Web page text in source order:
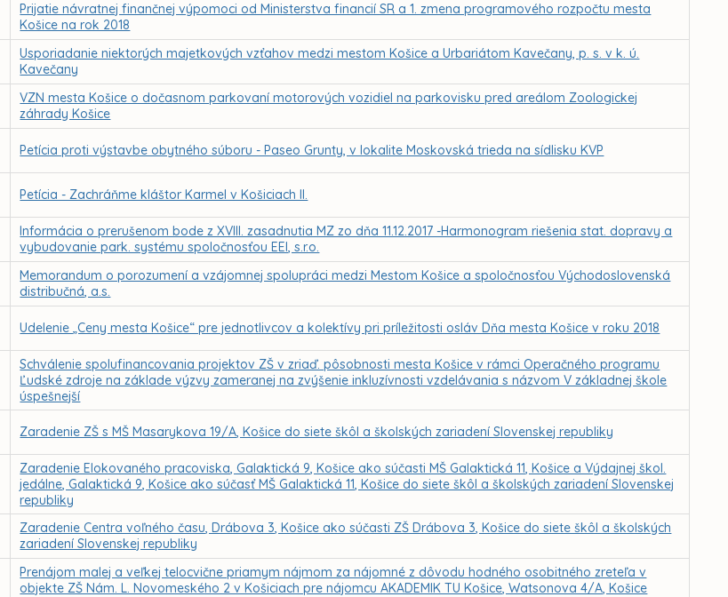
Prijatie návratnej finančnej výpomoci od Ministerstva financií SR a 1. zmena programového rozpočtu mesta
Košice na rok 2018
Usporiadanie niektorých majetkových vzťahov medzi mestom Košice a Urbariátom Kavečany, p. s. v k. ú.
Kavečany
VZN mesta Košice o dočasnom parkovaní motorových vozidiel na parkovisku pred areálom Zoologickej
záhrady Košice
Petícia proti výstavbe obytného súboru - Paseo Grunty, v lokalite Moskovská trieda na sídlisku KVP
Petícia - Zachráňme kláštor Karmel v Košiciach II.
Informácia o prerušenom bode z XVIII. zasadnutia MZ zo dňa 11.12.2017 -Harmonogram riešenia stat. dopravy a
vybudovanie park. systému spoločnosťou EEI, s.r.o.
Memorandum o porozumení a vzájomnej spolupráci medzi Mestom Košice a spoločnosťou Východoslovenská
distribučná, a.s.
Udelenie „Ceny mesta Košice“ pre jednotlivcov a kolektívy pri príležitosti osláv Dňa mesta Košice v roku 2018
Schválenie spolufinancovania projektov ZŠ v zriaď. pôsobnosti mesta Košice v rámci Operačného programu
Ľudské zdroje na základe výzvy zameranej na zvýšenie inkluzívnosti vzdelávania s názvom V základnej škole
úspešnejší
Zaradenie ZŠ s MŠ Masarykova 19/A, Košice do siete škôl a školských zariadení Slovenskej republiky
Zaradenie Elokovaného pracoviska, Galaktická 9, Košice ako súčasti MŠ Galaktická 11, Košice a Výdajnej škol.
jedálne, Galaktická 9, Košice ako súčasť MŠ Galaktická 11, Košice do siete škôl a školských zariadení Slovenskej
republiky
Zaradenie Centra voľného času, Drábova 3, Košice ako súčasti ZŠ Drábova 3, Košice do siete škôl a školských
zariadení Slovenskej republiky
Prenájom malej a veľkej telocvične priamym nájmom za nájomné z dôvodu hodného osobitného zreteľa v
objekte ZŠ Nám. L. Novomeského 2 v Košiciach pre nájomcu AKADEMIK TU Košice, Watsonova 4/A, Košice